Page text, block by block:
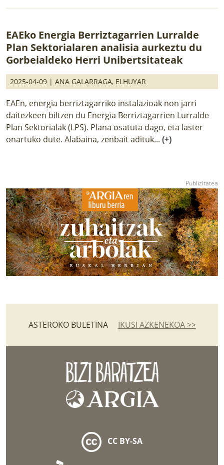
EAEko Energia Berriztagarrien Lurralde
Plan Sektorialaren analisia aurkeztu du
Gorbeialdeko Herri Unibertsitateak
2025-04-09 | ANA GALARRAGA, ELHUYAR
EAEn, energia berriztagarriko instalazioak non jarri
daitezkeen biltzen du Energia Berriztagarrien Lurralde
Plan Sektorialak (LPS). Plana osatuta dago, eta laster
onartuko dute. Alabaina, zenbait adituk... (+)
ASTEROKO BULETINA IKUSI AZKENEKOA >>
CC BY-SA